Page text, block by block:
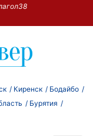
Киренск
Бодайбо
Бурятия